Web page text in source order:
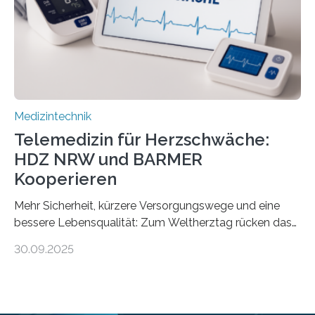
speziell zugeschnittene Informationen, um deren
digitale Gesundheitskompetenz zu steigern. MiHUBx ist
Medizintechnik
Telemedizin für Herzschwäche:
HDZ NRW und BARMER
Kooperieren
Mehr Sicherheit, kürzere Versorgungswege und eine
bessere Lebensqualität: Zum Weltherztag rücken das
Oeynhausen, und die BARMER die Bedürfnisse von
30.09.2025